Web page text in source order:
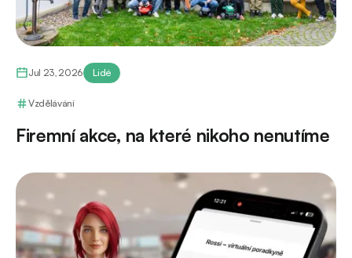
Jul 23, 2026 Lidé
Vzdělávání
Firemní akce, na které nikoho nenutíme